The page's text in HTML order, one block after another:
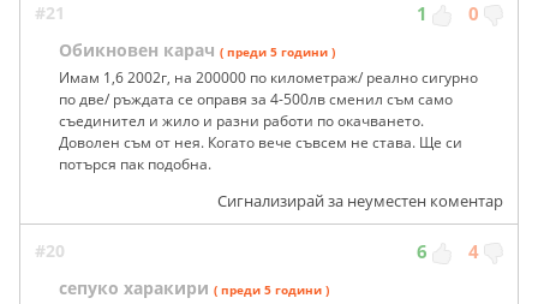
#21 1 0
Обикновен карач ( преди 5 години )
Имам 1,6 2002г, на 200000 по километраж/ реално сигурно
по две/ ръждата се оправя за 4-500лв сменил съм само
съединител и жило и разни работи по окачването.
Доволен съм от нея. Когато вече съвсем не става. Ще си
потърся пак подобна.
Сигнализирай за неуместен коментар
#20 6 4
сепуко харакири ( преди 5 години )